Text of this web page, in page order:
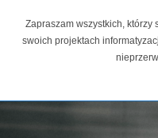
Zapraszam wszystkich, którzy
swoich projektach